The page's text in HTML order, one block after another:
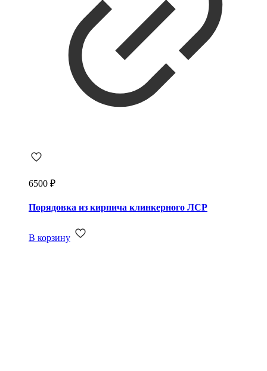
6500 ₽
Порядовка из кирпича клинкерного ЛСР
В корзину